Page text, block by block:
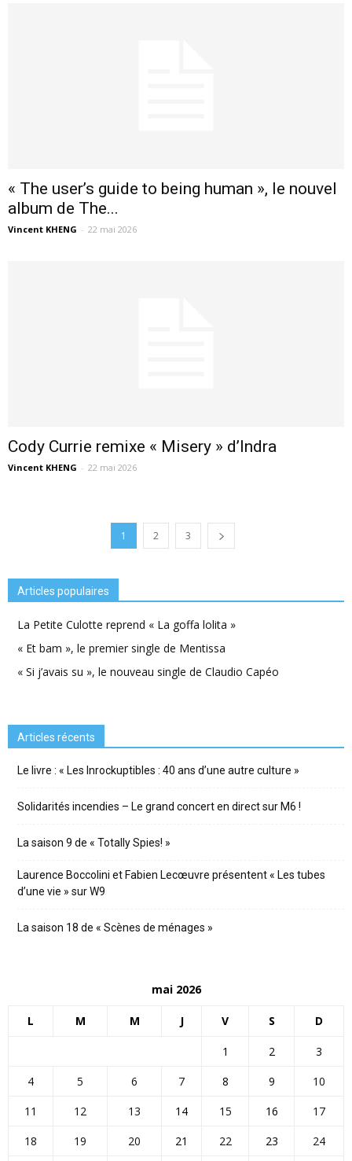
« The user’s guide to being human », le nouvel
album de The...
Vincent KHENG - 22 mai 2026
Cody Currie remixe « Misery » d’Indra
Vincent KHENG - 22 mai 2026
1 2 3
Articles populaires
La Petite Culotte reprend « La goffa lolita »
« Et bam », le premier single de Mentissa
« Si j’avais su », le nouveau single de Claudio Capéo
Articles récents
Le livre : « Les Inrockuptibles : 40 ans d’une autre culture »
Solidarités incendies – Le grand concert en direct sur M6 !
La saison 9 de « Totally Spies! »
Laurence Boccolini et Fabien Lecœuvre présentent « Les tubes
d’une vie » sur W9
La saison 18 de « Scènes de ménages »
mai 2026
L M M J V S D
1 2
3
4
5 6 7 8 9
10
11
12 13 14 15 16
17
18
19 20 21 22 23
24